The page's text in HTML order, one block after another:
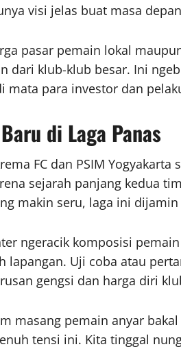
visi jelas buat masa
pasar pemain lokal
dari klub-klub besar. Ini
mata para investor dan
di Laga Panas
FC dan PSIM
sejarah panjang kedua
makin seru, laga ini
ngeracik komposisi
lapangan. Uji coba atau
gengsi dan harga diri
masang pemain anyar
tensi ini. Kita tinggal